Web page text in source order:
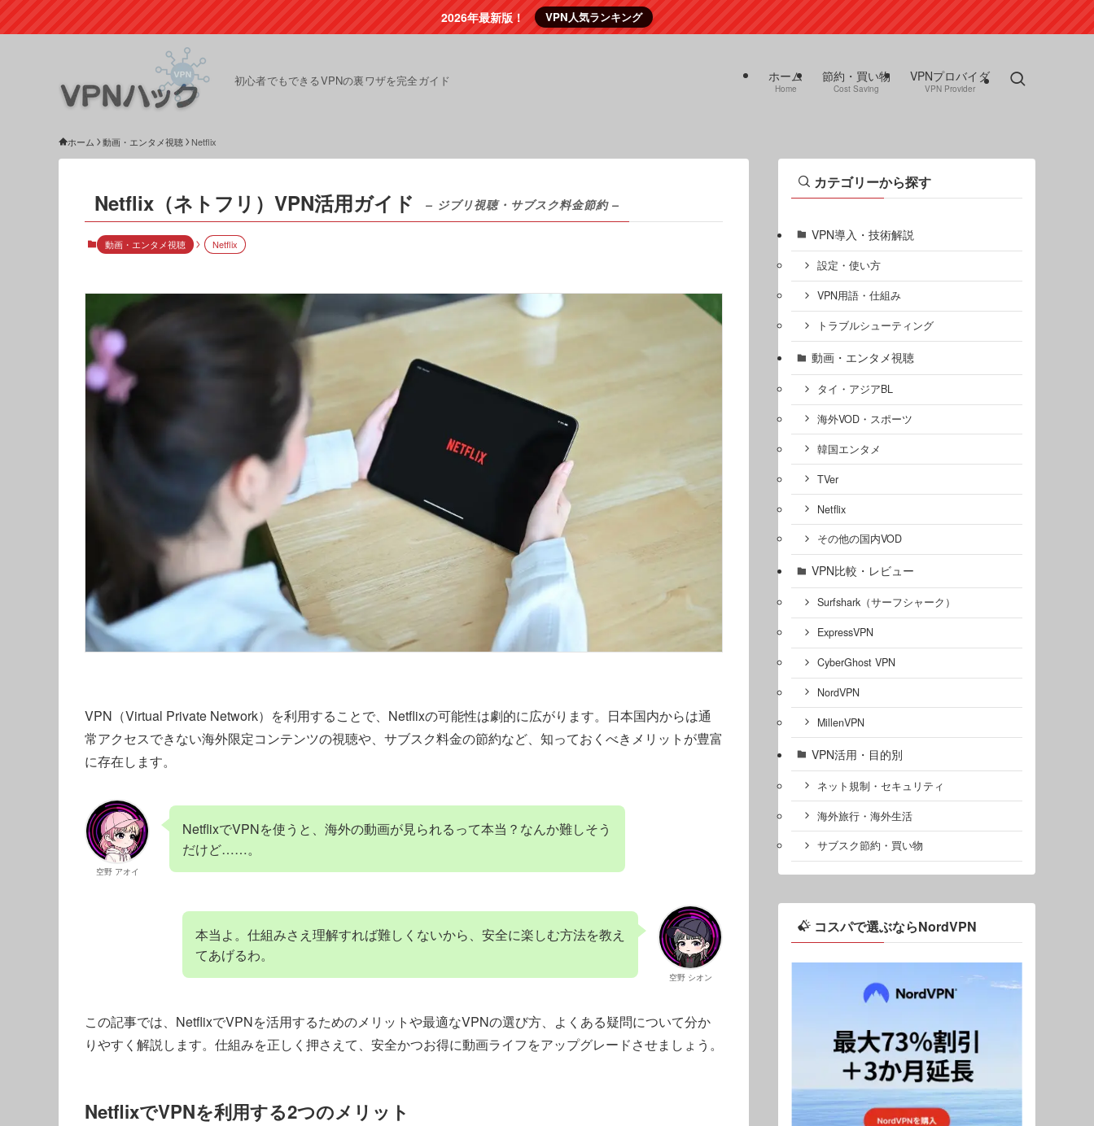
2026年最新版！ VPN人気ランキング
初心者でもできるVPNの裏ワザを完全ガイド ホーム
Home
節約・買い物
Cost Saving
VPNプロバイダ
VPN Provider
ホーム 動画・エンタメ視聴 Netflix
Netflix（ネトフリ）VPN活用ガイド – ジブリ視聴・サブスク料金節約 –
動画・エンタメ視聴 Netflix
VPN（Virtual Private Network）を利用することで、Netflixの可能性は劇的に広がります。日本国内からは通
常アクセスできない海外限定コンテンツの視聴や、サブスク料金の節約など、知っておくべきメリットが豊富
に存在します。
空野 アオイ
NetflixでVPNを使うと、海外の動画が見られるって本当？なんか難しそう
だけど……。
空野 シオン
本当よ。仕組みさえ理解すれば難しくないから、安全に楽しむ方法を教え
てあげるわ。
この記事では、NetflixでVPNを活用するためのメリットや最適なVPNの選び方、よくある疑問について分か
りやすく解説します。仕組みを正しく押さえて、安全かつお得に動画ライフをアップグレードさせましょう。
NetflixでVPNを利用する2つのメリット
カテゴリーから探す
VPN導入・技術解説
設定・使い方
VPN用語・仕組み
トラブルシューティング
動画・エンタメ視聴
タイ・アジアBL
海外VOD・スポーツ
韓国エンタメ
TVer
Netflix
その他の国内VOD
VPN比較・レビュー
Surfshark（サーフシャーク）
ExpressVPN
CyberGhost VPN
NordVPN
MillenVPN
VPN活用・目的別
ネット規制・セキュリティ
海外旅行・海外生活
サブスク節約・買い物
コスパで選ぶならNordVPN